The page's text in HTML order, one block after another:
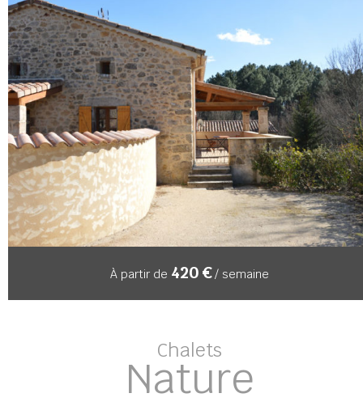
À partir de 420 €/ semaine
Chalets
Nature